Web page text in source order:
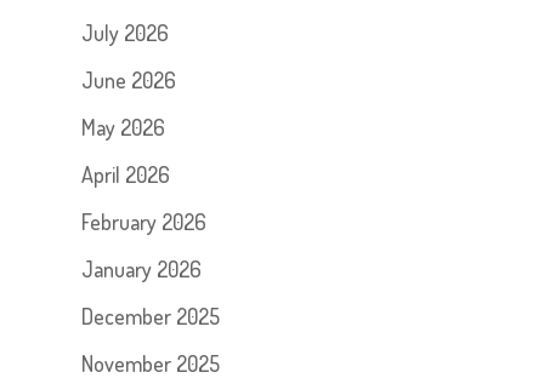
July 2026
June 2026
May 2026
April 2026
February 2026
January 2026
December 2025
November 2025